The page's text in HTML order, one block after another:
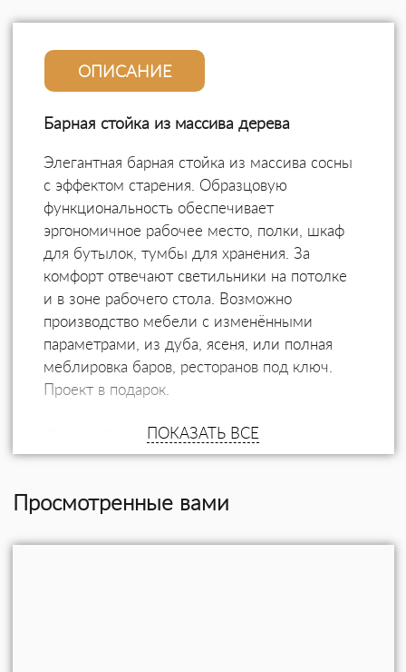
ОПИСАНИЕ
Барная стойка из массива дерева
Элегантная барная стойка из массива сосны
с эффектом старения. Образцовую
функциональность обеспечивает
эргономичное рабочее место, полки, шкаф
для бутылок, тумбы для хранения. За
комфорт отвечают светильники на потолке
и в зоне рабочего стола. Возможно
производство мебели с изменёнными
параметрами, из дуба, ясеня, или полная
меблировка баров, ресторанов под ключ.
Проект в подарок.
Дизайн барной стойки
тончайший, приятный на ощупь,
микрорельеф, и едва заметная благородная
патина. Натурально передана природная
ПОКАЗАТЬ ВСЕ
Просмотренные вами